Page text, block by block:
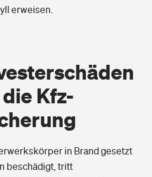
erweisen.
Kfz-
in Brand gesetzt
beschädigt, tritt